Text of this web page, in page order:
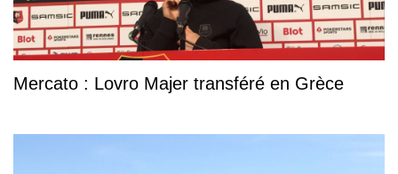
Mercato : Lovro Majer transféré en Grèce